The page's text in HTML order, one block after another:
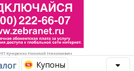
Кучеренко Николай Николаевич
Купоны
Ремонт
Социальные организации
Это интересно
Администрация